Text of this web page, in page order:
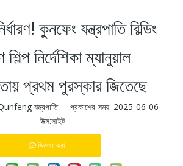
কুনফেং যন্ত্রপাতি বিল্ডিং
নির্দেশিকা ম্যানুয়াল
প্রথম পুরস্কার জিতেছে
যন্ত্রপাতি প্রকাশের সময়: 2025-06-06
উত্স:সাইট
জিজ্ঞাসা করা